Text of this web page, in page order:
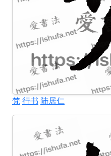
梵行书 陆居仁